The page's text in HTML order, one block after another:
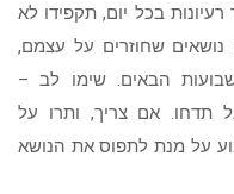
בכל יום, תקפידו לא
שחוזרים על עצמם,
הבאים. שימו לב –
תדחו. אם צריך, ותרו על
על מנת לתפוס את הנושא